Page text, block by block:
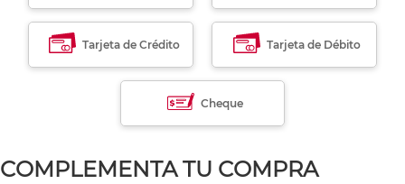
Tarjeta de Crédito Tarjeta de Débito
Cheque
COMPLEMENTA TU COMPRA